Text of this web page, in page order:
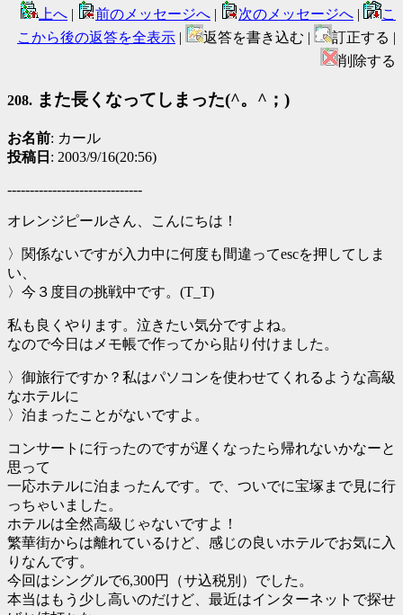
上へ | 前のメッセージへ | 次のメッセージへ |
こ
こから後の返答を全表示 | 返答を書き込む |
訂正する |
削除する
208. また長くなってしまった(^。^；)
お名前: カール
投稿日 : 2003/9/16(20:56)
------------------------------
オレンジピールさん、こんにちは！
〉関係ないですが入力中に何度も間違ってescを押してしま
い、
〉今３度目の挑戦中です。(T_T)
私も良くやります。泣きたい気分ですよね。
なので今日はメモ帳で作ってから貼り付けました。
〉御旅行ですか？私はパソコンを使わせてくれるような高級
なホテルに
〉泊まったことがないですよ。
コンサートに行ったのですが遅くなったら帰れないかなーと
思って
一応ホテルに泊まったんです。で、ついでに宝塚まで見に行
っちゃいました。
ホテルは全然高級じゃないですよ！
繁華街からは離れているけど、感じの良いホテルでお気に入
りなんです。
今回はシングルで6,300円（サ込税別）でした。
本当はもう少し高いのだけど、最近はインターネットで探せ